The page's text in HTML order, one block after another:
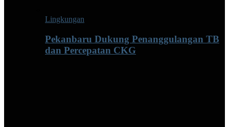
Lingkungan
Pekanbaru Dukung Penanggulangan TB
dan Percepatan CKG